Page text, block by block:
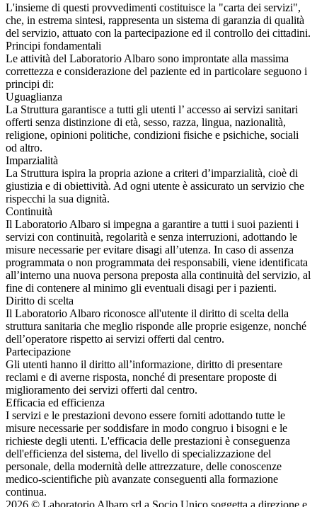
L'insieme di questi provvedimenti costituisce la "carta dei servizi",
che, in estrema sintesi, rappresenta un sistema di garanzia di qualità
del servizio, attuato con la partecipazione ed il controllo dei cittadini.
Principi fondamentali
Le attività del Laboratorio Albaro sono improntate alla massima
correttezza e considerazione del paziente ed in particolare seguono i
principi di:
Uguaglianza
La Struttura garantisce a tutti gli utenti l’ accesso ai servizi sanitari
offerti senza distinzione di età, sesso, razza, lingua, nazionalità,
religione, opinioni politiche, condizioni fisiche e psichiche, sociali
od altro.
Imparzialità
La Struttura ispira la propria azione a criteri d’imparzialità, cioè di
giustizia e di obiettività. Ad ogni utente è assicurato un servizio che
rispecchi la sua dignità.
Continuità
Il Laboratorio Albaro si impegna a garantire a tutti i suoi pazienti i
servizi con continuità, regolarità e senza interruzioni, adottando le
misure necessarie per evitare disagi all’utenza. In caso di assenza
programmata o non programmata dei responsabili, viene identificata
all’interno una nuova persona preposta alla continuità del servizio, al
fine di contenere al minimo gli eventuali disagi per i pazienti.
Diritto di scelta
Il Laboratorio Albaro riconosce all'utente il diritto di scelta della
struttura sanitaria che meglio risponde alle proprie esigenze, nonché
dell’operatore rispetto ai servizi offerti dal centro.
Partecipazione
Gli utenti hanno il diritto all’informazione, diritto di presentare
reclami e di averne risposta, nonché di presentare proposte di
miglioramento dei servizi offerti dal centro.
Efficacia ed efficienza
I servizi e le prestazioni devono essere forniti adottando tutte le
misure necessarie per soddisfare in modo congruo i bisogni e le
richieste degli utenti. L'efficacia delle prestazioni è conseguenza
dell'efficienza del sistema, del livello di specializzazione del
personale, della modernità delle attrezzature, delle conoscenze
medico-scientifiche più avanzate conseguenti alla formazione
continua.
2026 © Laboratorio Albaro srl a Socio Unico soggetta a direzione e